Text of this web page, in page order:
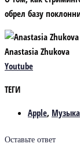
обрел базу
Anastasia Zhukova
Youtube
ТЕГИ
Apple, Музыка
Оставьте ответ